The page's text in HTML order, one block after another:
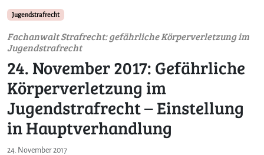
Jugendstrafrecht
Fachanwalt Strafrecht: gefährliche Körperverletzung im
Jugendstrafrecht
24. November 2017: Gefährliche
Körperverletzung im
Jugendstrafrecht – Einstellung
in Hauptverhandlung
24. November 2017